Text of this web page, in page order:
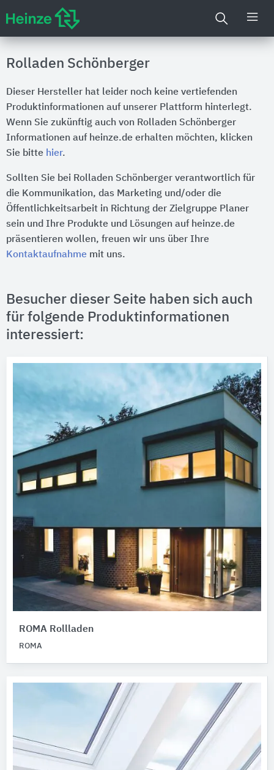
Rolladen Schönberger
Dieser Hersteller hat leider noch keine vertiefenden
Produktinformationen auf unserer Plattform hinterlegt.
Wenn Sie zukünftig auch von Rolladen Schönberger
Informationen auf heinze.de erhalten möchten, klicken
Sie bitte hier.
Sollten Sie bei Rolladen Schönberger verantwortlich für
die Kommunikation, das Marketing und/oder die
Öffentlichkeitsarbeit in Richtung der Zielgruppe Planer
sein und Ihre Produkte und Lösungen auf heinze.de
präsentieren wollen, freuen wir uns über Ihre
Kontaktaufnahme mit uns.
Besucher dieser Seite haben sich auch
für folgende Produktinformationen
interessiert:
ROMA Rollladen
ROMA